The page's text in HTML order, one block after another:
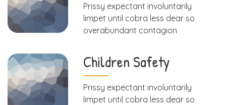
Prissy expectant involuntarily
limpet until cobra less dear so
overabundant contagion
Children Safety
Prissy expectant involuntarily
limpet until cobra less dear so